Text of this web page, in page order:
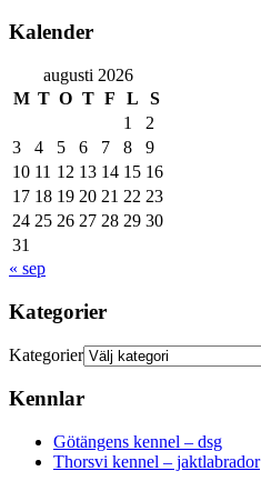
Kalender
augusti 2026
M T O T F L
S
1
2
3
4 5 6 7 8
9
10 11 12 13 14 15 16
17 18 19 20 21 22 23
24 25 26 27 28 29 30
31
« sep
Kategorier
Kategorier
Kennlar
Götängens kennel – dsg
Thorsvi kennel – jaktlabrador